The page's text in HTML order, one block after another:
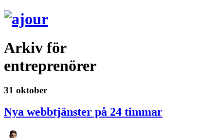
Arkiv för
entreprenörer
31 oktober
Nya webbtjänster på 24 timmar